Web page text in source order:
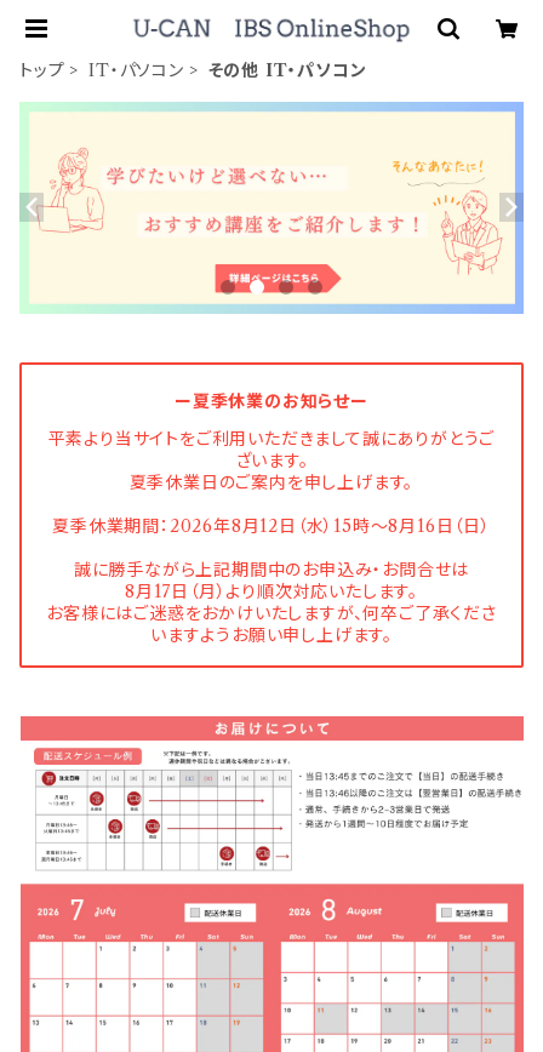
トップ IT・パソコン その他 IT・パソコン
ー夏季休業のお知らせー
平素より当サイトをご利用いただきまして誠にありがとうご
ざいます。
夏季休業日のご案内を申し上げます。
夏季休業期間：2026年8月12日（水）15時〜8月16日（日）
誠に勝手ながら上記期間中のお申込み・お問合せは
8月17日（月）より順次対応いたします。
お客様にはご迷惑をおかけいたしますが、何卒ご了承くださ
いますようお願い申し上げます。